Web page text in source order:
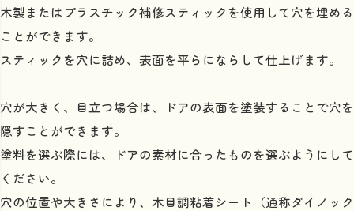
木製またはプラスチック補修スティックを使用して穴を埋める
ことができます。
スティックを穴に詰め、表面を平らにならして仕上げます。
穴が大きく、目立つ場合は、ドアの表面を塗装することで穴を
隠すことができます。
塗料を選ぶ際には、ドアの素材に合ったものを選ぶようにして
ください。
穴の位置や大きさにより、木目調粘着シート（通称ダイノック